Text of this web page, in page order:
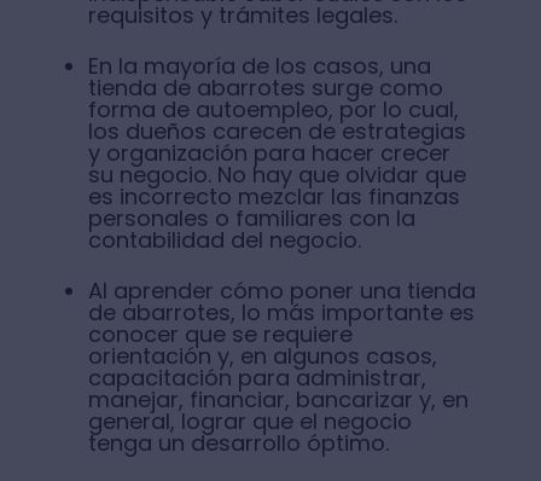
requisitos y trámites legales.
En la mayoría de los casos, una
tienda de abarrotes surge como
forma de autoempleo, por lo cual,
los dueños carecen de estrategias
y organización para hacer crecer
su negocio. No hay que olvidar que
es incorrecto mezclar las finanzas
personales o familiares con la
contabilidad del negocio.
Al aprender cómo poner una tienda
de abarrotes, lo más importante es
conocer que se requiere
orientación y, en algunos casos,
capacitación para administrar,
manejar, financiar, bancarizar y, en
general, lograr que el negocio
tenga un desarrollo óptimo.